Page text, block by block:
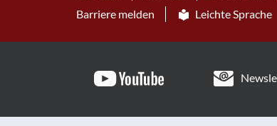
Barriere melden
Leichte Sprache